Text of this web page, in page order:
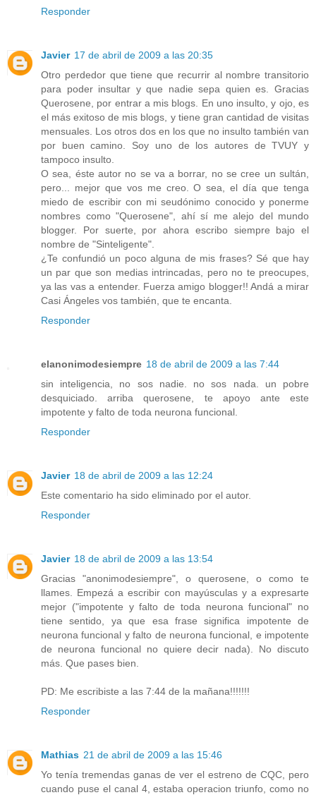
Responder
Javier 17 de abril de 2009 a las 20:35
Otro perdedor que tiene que recurrir al nombre transitorio
para poder insultar y que nadie sepa quien es. Gracias
Querosene, por entrar a mis blogs. En uno insulto, y ojo, es
el más exitoso de mis blogs, y tiene gran cantidad de visitas
mensuales. Los otros dos en los que no insulto también van
por buen camino. Soy uno de los autores de TVUY y
tampoco insulto.
O sea, éste autor no se va a borrar, no se cree un sultán,
pero... mejor que vos me creo. O sea, el día que tenga
miedo de escribir con mi seudónimo conocido y ponerme
nombres como "Querosene", ahí sí me alejo del mundo
blogger. Por suerte, por ahora escribo siempre bajo el
nombre de "Sinteligente".
¿Te confundió un poco alguna de mis frases? Sé que hay
un par que son medias intrincadas, pero no te preocupes,
ya las vas a entender. Fuerza amigo blogger!! Andá a mirar
Casi Ángeles vos también, que te encanta.
Responder
elanonimodesiempre 18 de abril de 2009 a las 7:44
sin inteligencia, no sos nadie. no sos nada. un pobre
desquiciado. arriba querosene, te apoyo ante este
impotente y falto de toda neurona funcional.
Responder
Javier 18 de abril de 2009 a las 12:24
Este comentario ha sido eliminado por el autor.
Responder
Javier 18 de abril de 2009 a las 13:54
Gracias "anonimodesiempre", o querosene, o como te
llames. Empezá a escribir con mayúsculas y a expresarte
mejor ("impotente y falto de toda neurona funcional" no
tiene sentido, ya que esa frase significa impotente de
neurona funcional y falto de neurona funcional, e impotente
de neurona funcional no quiere decir nada). No discuto
más. Que pases bien.
PD: Me escribiste a las 7:44 de la mañana!!!!!!!
Responder
Mathias 21 de abril de 2009 a las 15:46
Yo tenía tremendas ganas de ver el estreno de CQC, pero
cuando puse el canal 4, estaba operacion triunfo, como no